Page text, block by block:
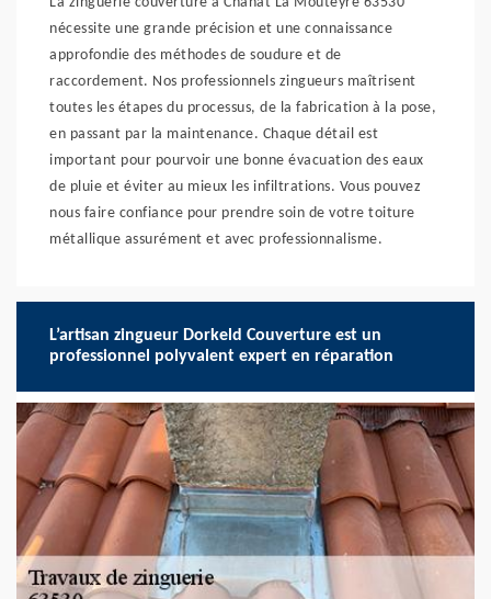
nécessite une grande précision et une connaissance
approfondie des méthodes de soudure et de
raccordement. Nos professionnels zingueurs maîtrisent
toutes les étapes du processus, de la fabrication à la pose,
en passant par la maintenance. Chaque détail est
important pour pourvoir une bonne évacuation des eaux
de pluie et éviter au mieux les infiltrations. Vous pouvez
nous faire confiance pour prendre soin de votre toiture
métallique assurément et avec professionnalisme.
L’artisan zingueur Dorkeld Couverture est un
professionnel polyvalent expert en réparation